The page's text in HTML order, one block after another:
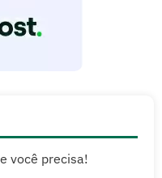
você precisa!